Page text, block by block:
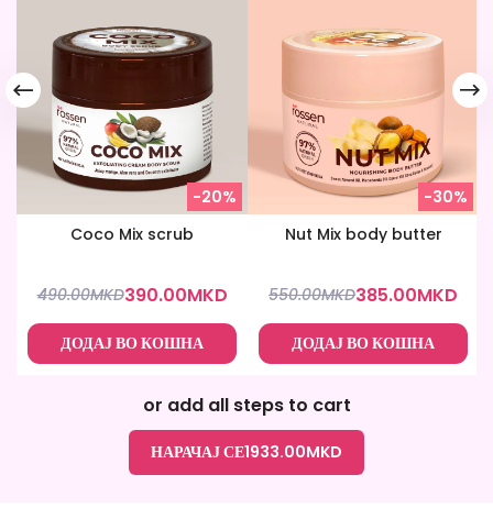
-20%
Coco Mix scrub
490.00MKD390.00MKD
ДОДАЈ ВО КОШНА
-30%
Nut Mix body butter
550.00MKD385.00MKD
ДОДАЈ ВО КОШНА
or add all steps to cart
НАРАЧАЈ СЕ1933.00MKD